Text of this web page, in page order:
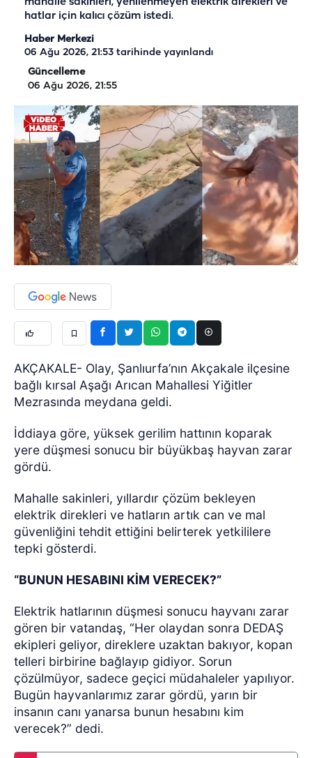
hatlar için kalıcı çözüm istedi.
Haber Merkezi
06 Ağu 2026, 21:53 tarihinde yayınlandı
Güncelleme
06 Ağu 2026, 21:55
AKÇAKALE- Olay, Şanlıurfa’nın Akçakale ilçesine
bağlı kırsal Aşağı Arıcan Mahallesi Yiğitler
Mezrasında meydana geldi.
İddiaya göre, yüksek gerilim hattının koparak
yere düşmesi sonucu bir büyükbaş hayvan zarar
gördü.
Mahalle sakinleri, yıllardır çözüm bekleyen
elektrik direkleri ve hatların artık can ve mal
güvenliğini tehdit ettiğini belirterek yetkililere
tepki gösterdi.
“BUNUN HESABINI KİM VERECEK?”
Elektrik hatlarının düşmesi sonucu hayvanı zarar
gören bir vatandaş, “Her olaydan sonra DEDAŞ
ekipleri geliyor, direklere uzaktan bakıyor, kopan
telleri birbirine bağlayıp gidiyor. Sorun
çözülmüyor, sadece geçici müdahaleler yapılıyor.
Bugün hayvanlarımız zarar gördü, yarın bir
insanın canı yanarsa bunun hesabını kim
verecek?” dedi.